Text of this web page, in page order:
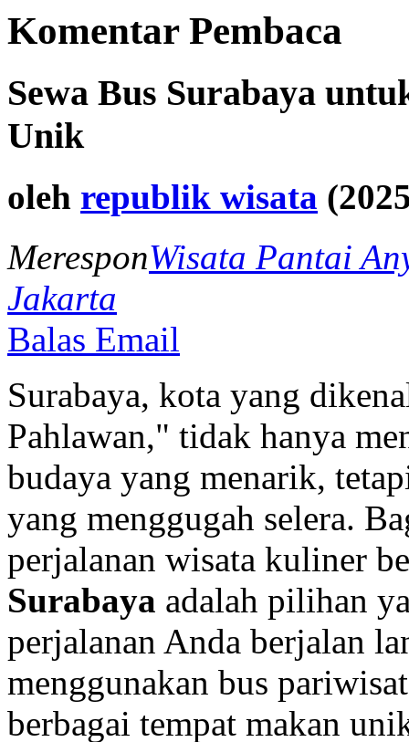
Komentar Pembaca
Sewa Bus Surabaya
Unik
oleh republik wisata
MeresponWisata Pantai
Jakarta
Balas Email
Surabaya, kota yang
Pahlawan," tidak hanya
budaya yang menarik,
yang menggugah selera.
perjalanan wisata kuliner
Surabaya adalah pilihan
perjalanan Anda berjalan
menggunakan bus
berbagai tempat makan